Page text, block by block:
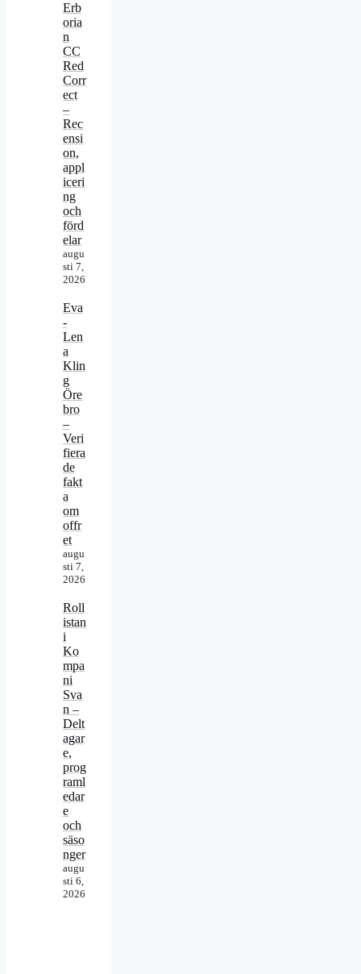
Erb
oria
n
CC
Red
Corr
ect
–
Rec
ensi
on,
appl
iceri
ng
och
förd
elar
augu
sti 7,
2026
Eva
-
Len
a
Klin
g
Öre
bro
–
Veri
fiera
de
fakt
a
om
offr
et
augu
sti 7,
2026
Roll
istan
i
Ko
mpa
ni
Sva
n –
Delt
agar
e,
prog
raml
edar
e
och
säso
nger
augu
sti 6,
2026